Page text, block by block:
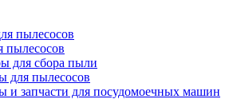
пылесосов
для сбора пыли
для пылесосов
и запчасти для посудомоечных машин